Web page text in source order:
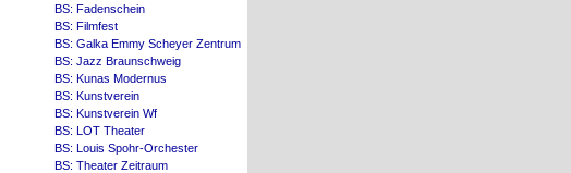
BS: Fadenschein
BS: Filmfest
BS: Galka Emmy Scheyer Zentrum
BS: Jazz Braunschweig
BS: Kunas Modernus
BS: Kunstverein
BS: Kunstverein Wf
BS: LOT Theater
BS: Louis Spohr-Orchester
BS: Theater Zeitraum